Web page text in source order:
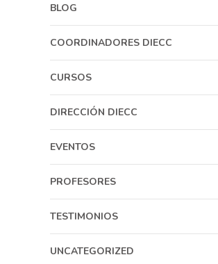
BLOG
COORDINADORES DIECC
CURSOS
DIRECCIÓN DIECC
EVENTOS
PROFESORES
TESTIMONIOS
UNCATEGORIZED